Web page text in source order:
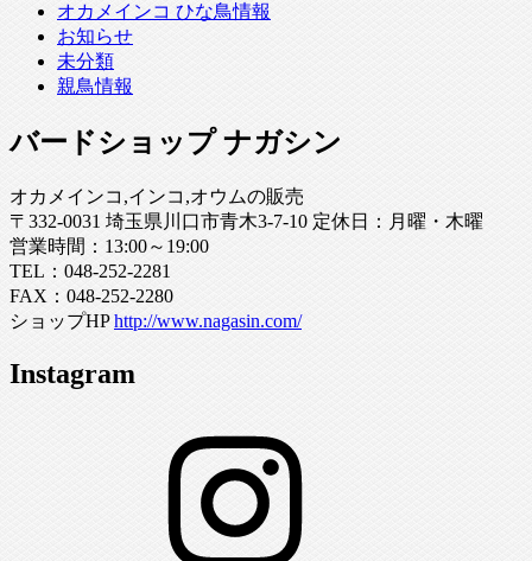
オカメインコ ひな鳥情報
お知らせ
未分類
親鳥情報
バードショップ ナガシン
オカメインコ,インコ,オウムの販売
〒332-0031 埼玉県川口市青木3-7-10 定休日：月曜・木曜
営業時間：13:00～19:00
TEL：048-252-2281
FAX：048-252-2280
ショップHPhttp://www.nagasin.com/
Instagram